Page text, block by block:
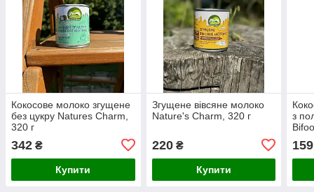
Кокосове молоко згущене
без цукру Natures Charm,
320 г
342 ₴
Купити
Згущене вівсяне молоко
Nature's Charm, 320 г
220₴
Купити
з
159